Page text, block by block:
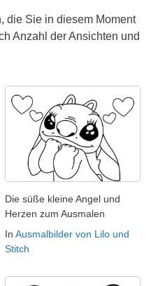
die Sie in diesem Moment
Anzahl der Ansichten und
Die süße kleine Angel und
Herzen zum Ausmalen
In Ausmalbilder von Lilo und
Stitch